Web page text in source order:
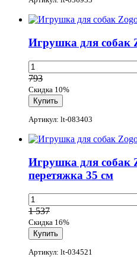
Игрушка для собак
793
Скидка 10%
Артикул: lt-083403
Игрушка для собак
перетяжка 35 см
1 537
Скидка 16%
Артикул: lt-034521